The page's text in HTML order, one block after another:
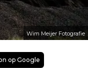
Wim Meijer Fotografie
op Google